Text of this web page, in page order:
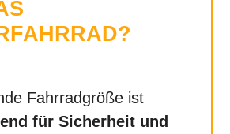
K
Fahrradgröße ist
für Sicherheit und